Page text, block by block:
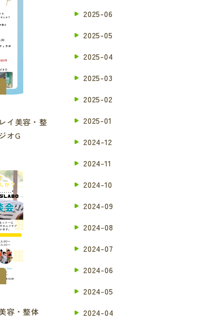
美容・整
オG
容・整体
2025-06
2025-05
2025-04
2025-03
2025-02
2025-01
2024-12
2024-11
2024-10
2024-09
2024-08
2024-07
2024-06
2024-05
2024-04